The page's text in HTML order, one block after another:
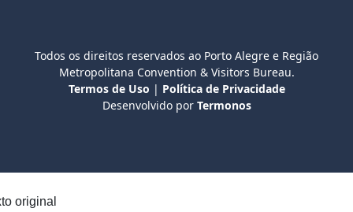
Todos os direitos reservados ao Porto Alegre e Região
Metropolitana Convention & Visitors Bureau.
Termos de Uso | Política de Privacidade
Desenvolvido por Termonos
original